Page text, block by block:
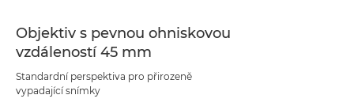
Objektiv s pevnou ohniskovou
vzdáleností 45 mm
Standardní perspektiva pro přirozeně
vypadající snímky